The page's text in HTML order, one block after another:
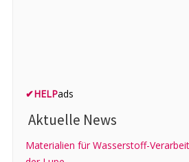
✔HELPads
Aktuelle News
Materialien für Wasserstoff-